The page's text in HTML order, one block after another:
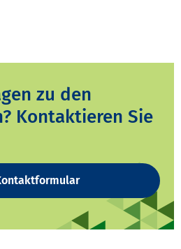
zu den
Kontaktieren Sie